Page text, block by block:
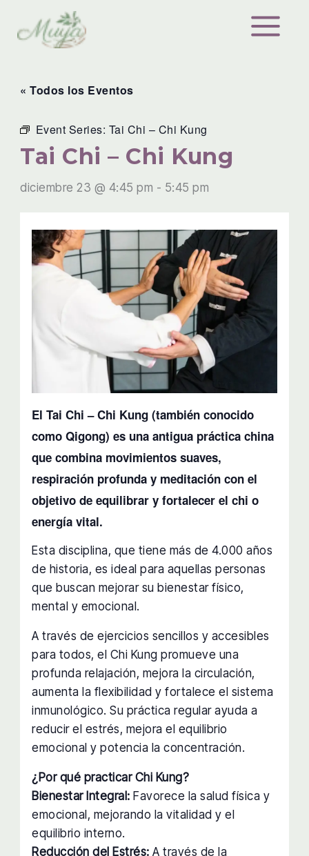
contenido
« Todos los Eventos
Event Series: Tai Chi – Chi Kung
Tai Chi – Chi Kung
diciembre 23 @ 4:45 pm - 5:45 pm
El Tai Chi – Chi Kung (también conocido
como Qigong) es una antigua práctica china
que combina movimientos suaves,
respiración profunda y meditación con el
objetivo de equilibrar y fortalecer el chi o
energía vital.
Esta disciplina, que tiene más de 4.000 años
de historia, es ideal para aquellas personas
que buscan mejorar su bienestar físico,
mental y emocional.
A través de ejercicios sencillos y accesibles
para todos, el Chi Kung promueve una
profunda relajación, mejora la circulación,
aumenta la flexibilidad y fortalece el sistema
inmunológico. Su práctica regular ayuda a
reducir el estrés, mejora el equilibrio
emocional y potencia la concentración.
¿Por qué practicar Chi Kung?
Bienestar Integral: Favorece la salud física y
emocional, mejorando la vitalidad y el
equilibrio interno.
Reducción del Estrés: A través de la